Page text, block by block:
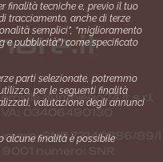
di Impiego24.it s.r.l.
03406490130
SNR 73140386/89/I
numero: SNR
finalità tecniche e, previo il tuo
tracciamento, anche di terze
semplici”, “miglioramento
e pubblicità”) come specificato
parti selezionate, potremmo
per le seguenti finalità
valutazione degli annunci
alcune finalità è possibile